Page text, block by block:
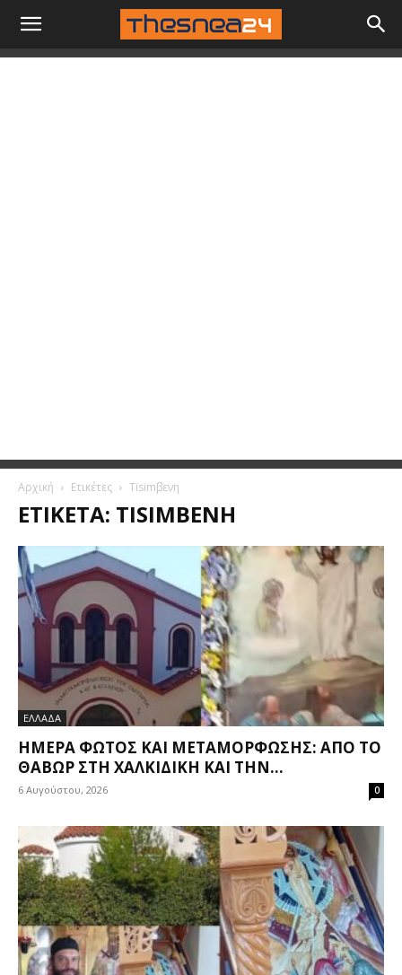
Αρχική Ετικέτες Tisimβενη
ΕΤΙΚΈΤΑ: TISIMΒΕΝΗ
ΕΛΛΑΔΑ
ΗΜΈΡΑ ΦΩΤΌΣ ΚΑΙ ΜΕΤΑΜΌΡΦΩΣΗΣ: ΑΠΌ ΤΟ
ΘΑΒΏΡ ΣΤΗ ΧΑΛΚΙΔΙΚΉ ΚΑΙ ΤΗΝ...
6 Αυγούστου, 2026 0